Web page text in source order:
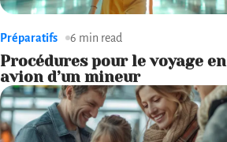
Préparatifs 6 min read
Procédures pour le voyage en
avion d’un mineur